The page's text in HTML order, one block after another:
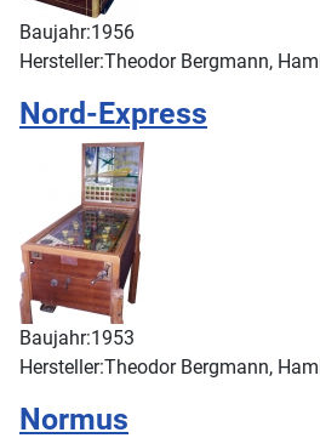
Baujahr:1956
Hersteller:Theodor Bergmann,
Nord-Express
Baujahr:1953
Hersteller:Theodor Bergmann,
Normus